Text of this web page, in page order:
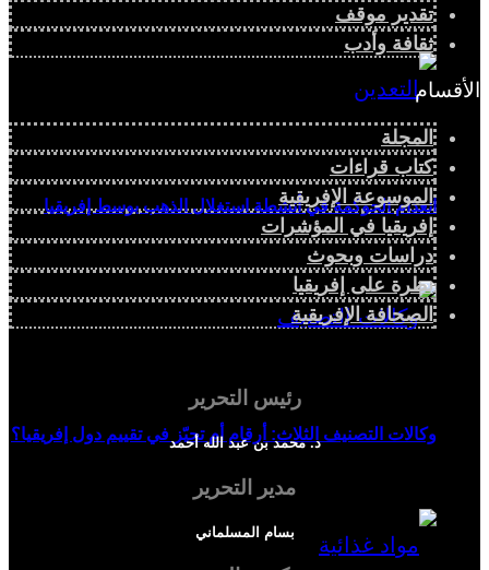
انعدام الحوكمة في أنشطة استغلال الذهب بوسط إفريقيا
وكالات التصنيف الثلاث: أرقام أم تحيّز في تقييم دول إفريقيا؟
تقدير موقف
ثقافة وأدب
الأقسام
المجلة
كتاب قراءات
الموسوعة الإفريقية
إفريقيا في المؤشرات
دراسات وبحوث
نظرة على إفريقيا
الصحافة الإفريقية
رئيس التحرير
د. محمد بن عبد الله أحمد
مدير التحرير
بسام المسلماني